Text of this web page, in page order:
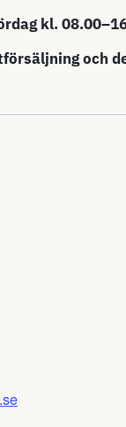
kl.
och